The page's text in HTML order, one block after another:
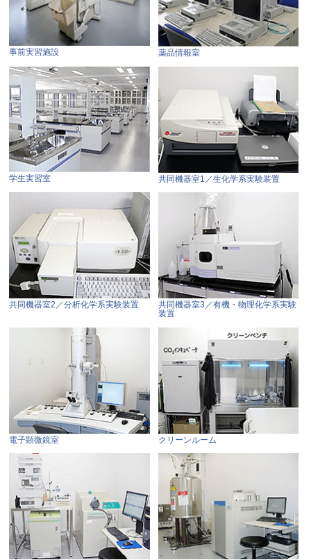
事前実習施設 薬品情報室
学生実習室 共同機器室1／生化学系実験装置
共同機器室2／分析化学系実験装置
共同機器室3／有機・物理化学系実験
装置
電子顕微鏡室 クリーンルーム